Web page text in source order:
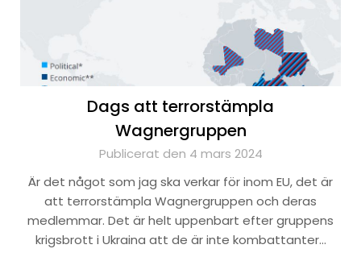
Dags att terrorstämpla
Wagnergruppen
Publicerat den 4 mars 2024
Är det något som jag ska verkar för inom EU, det är
att terrorstämpla Wagnergruppen och deras
medlemmar. Det är helt uppenbart efter gruppens
krigsbrott i Ukraina att de är inte kombattanter…